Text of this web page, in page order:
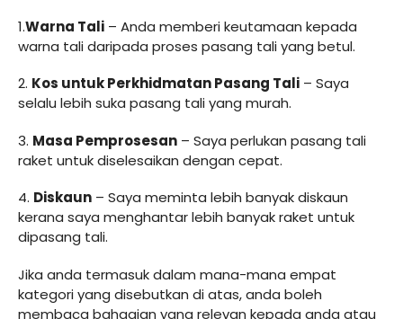
1.Warna Tali – Anda memberi keutamaan kepada
warna tali daripada proses pasang tali yang betul.
2. Kos untuk Perkhidmatan Pasang Tali – Saya
selalu lebih suka pasang tali yang murah.
3. Masa Pemprosesan – Saya perlukan pasang tali
raket untuk diselesaikan dengan cepat.
4. Diskaun – Saya meminta lebih banyak diskaun
kerana saya menghantar lebih banyak raket untuk
dipasang tali.
Jika anda termasuk dalam mana-mana empat
kategori yang disebutkan di atas, anda boleh
membaca bahagian yang relevan kepada anda atau